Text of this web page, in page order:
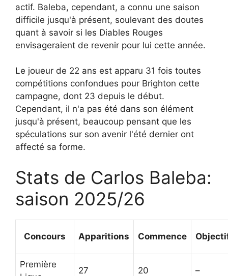
actif. Baleba, cependant, a connu une saison
difficile jusqu'à présent, soulevant des doutes
quant à savoir si les Diables Rouges
envisageraient de revenir pour lui cette année.
Le joueur de 22 ans est apparu 31 fois toutes
compétitions confondues pour Brighton cette
campagne, dont 23 depuis le début.
Cependant, il n'a pas été dans son élément
jusqu'à présent, beaucoup pensant que les
spéculations sur son avenir l'été dernier ont
affecté sa forme.
Stats de Carlos Baleba:
saison 2025/26
Concours Apparitions Commence
Première
27 20 –